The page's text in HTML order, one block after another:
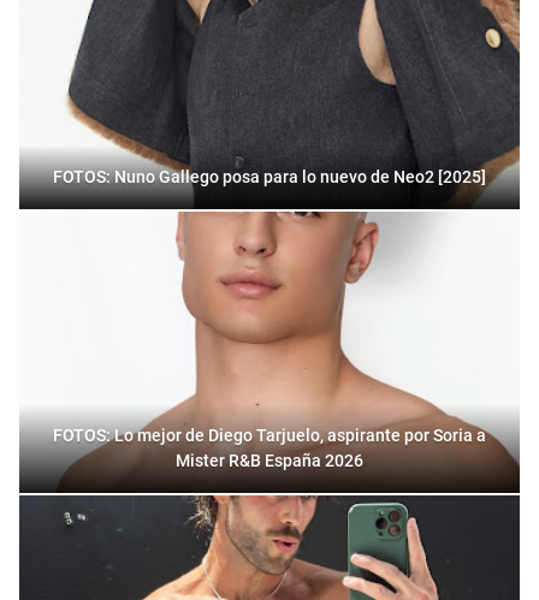
FOTOS: Nuno Gallego posa para lo nuevo de Neo2 [2025]
FOTOS: Lo mejor de Diego Tarjuelo, aspirante por Soria a
Mister R&B España 2026